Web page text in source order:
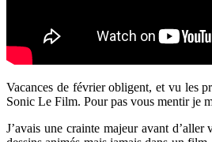
Vacances de février obligent, et vu les
Sonic Le Film. Pour pas vous mentir je
J’avais une crainte majeur avant